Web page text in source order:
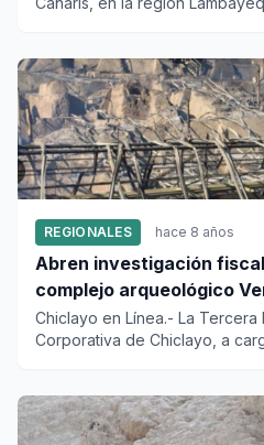
REGIONALES hace 8 años
Abren investigación
complejo arqueológico
Chiclayo en Línea.- La Tercera
Corporativa de Chiclayo, a